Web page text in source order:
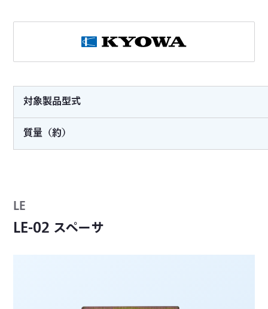
対象製品型式
質量（約）
LE
LE-02 スペーサ